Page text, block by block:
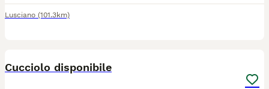
Lusciano (101.3km)
Cucciolo disponibile